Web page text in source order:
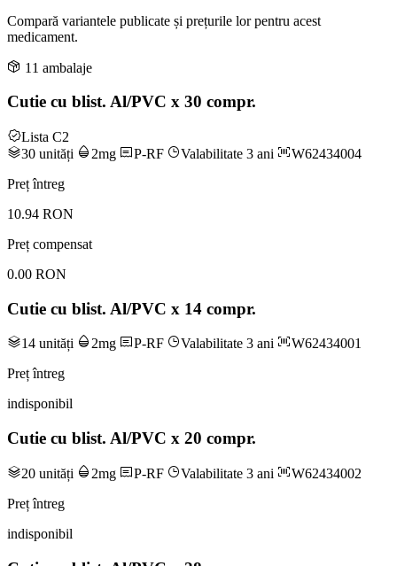
Compară variantele publicate și prețurile lor pentru acest
medicament.
11 ambalaje
Cutie cu blist. Al/PVC x 30 compr.
Lista C2
30 unități
2mg P-RF Valabilitate 3 ani
W62434004
Preț întreg
10.94 RON
Preț compensat
0.00 RON
Cutie cu blist. Al/PVC x 14 compr.
14 unități 2mg P-RF Valabilitate 3 ani
W62434001
Preț întreg
indisponibil
Cutie cu blist. Al/PVC x 20 compr.
20 unități 2mg P-RF Valabilitate 3 ani
W62434002
Preț întreg
indisponibil